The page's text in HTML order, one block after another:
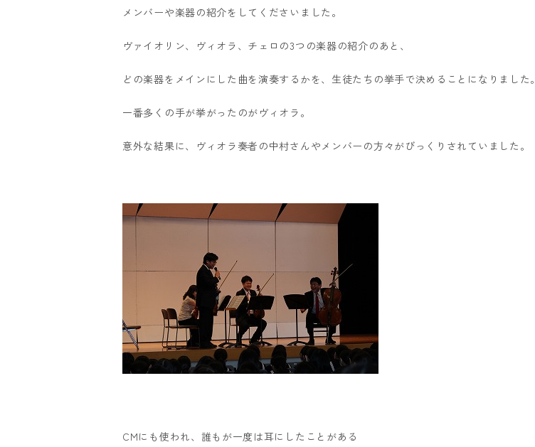
メンバーや楽器の紹介をしてくださいました。
ヴァイオリン、ヴィオラ、チェロの3つの楽器の紹介のあと、
どの楽器をメインにした曲を演奏するかを、生徒たちの挙手で決めることになりました。
一番多くの手が挙がったのがヴィオラ。
意外な結果に、ヴィオラ奏者の中村さんやメンバーの方々がびっくりされていました。
CMにも使われ、誰もが一度は耳にしたことがある